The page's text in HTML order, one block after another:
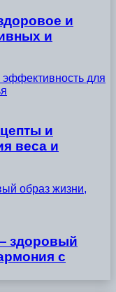
и
и
для
и
веса и
образ жизни,
здоровый
с